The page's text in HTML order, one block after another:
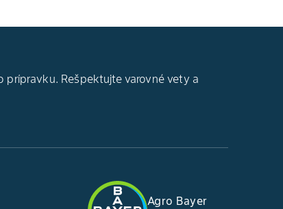
prípravku. Rešpektujte varovné vety a
Agro Bayer